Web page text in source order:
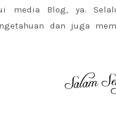
media Blog, ya.
dan juga